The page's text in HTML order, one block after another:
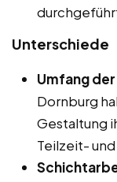
Unterschiede
Umfang
Dornburg
Gestaltung
Teilzeit-